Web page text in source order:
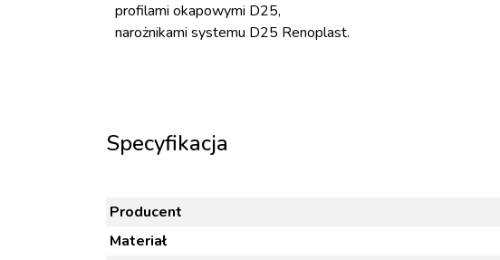
profilami okapowymi D25,
narożnikami systemu D25 Renoplast.
Specyfikacja
Producent
Materiał